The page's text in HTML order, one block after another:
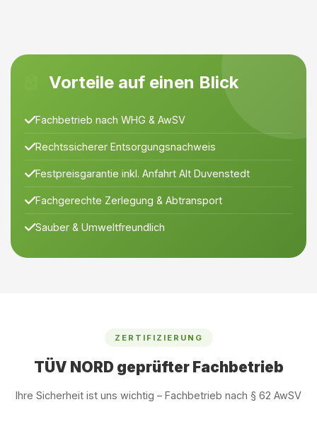
Vorteile auf einen Blick
Fachbetrieb nach WHG & AwSV
Rechtssicherer Entsorgungsnachweis
Festpreisgarantie inkl. Anfahrt Alt Duvenstedt
Fachgerechte Zerlegung & Abtransport
Sauber & Umweltfreundlich
ZERTIFIZIERUNG
TÜV NORD geprüfter Fachbetrieb
Ihre Sicherheit ist uns wichtig – Fachbetrieb nach § 62 AwSV